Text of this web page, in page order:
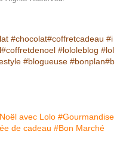
#chocolat#coffretcadeau #i
#coffretdenoel #lololeblog #lol
#blogueuse #bonplan#b
avec Lolo #Gourmandise
de cadeau #Bon Marché